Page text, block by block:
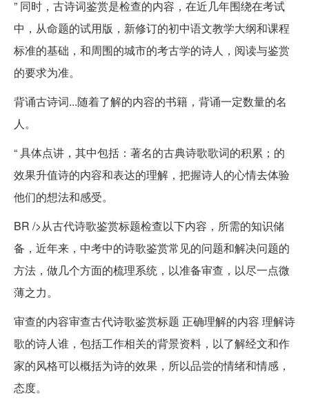
” 同时，古诗词鉴赏是检查的内容，在近几年围绕在考试
中，从命题的试用版，新修订的初中语文教学大纲和课程
标准的基础，和周围的城市的考古学的诗人，阅读与鉴赏
的要求为准。
背诵古诗词...随着了解的内容的书籍，背诵一定数量的名
人。
“ 具体点讲，其中包括：著名的古典诗歌歌词的积累；的
效果升值诗的内容和表达的理解，把握诗人的心情去体验
他们的想法和感受。
BR />从古代诗歌鉴赏标题检查以下内容，所需的知识储
备，近年来，中考中的诗歌鉴赏常见的问题和解决问题的
方法，做几个方面的梳理系统，以准备审查，以尽一点微
薄之力。
审查的内容审查古代诗歌鉴赏标题 正确理解的内容 理解诗
歌的诗人谁，包括工作相关的背景资料，以了解经文和作
家的风格可以概括为诗的效果，所以品尝的情绪和情感，
态度。